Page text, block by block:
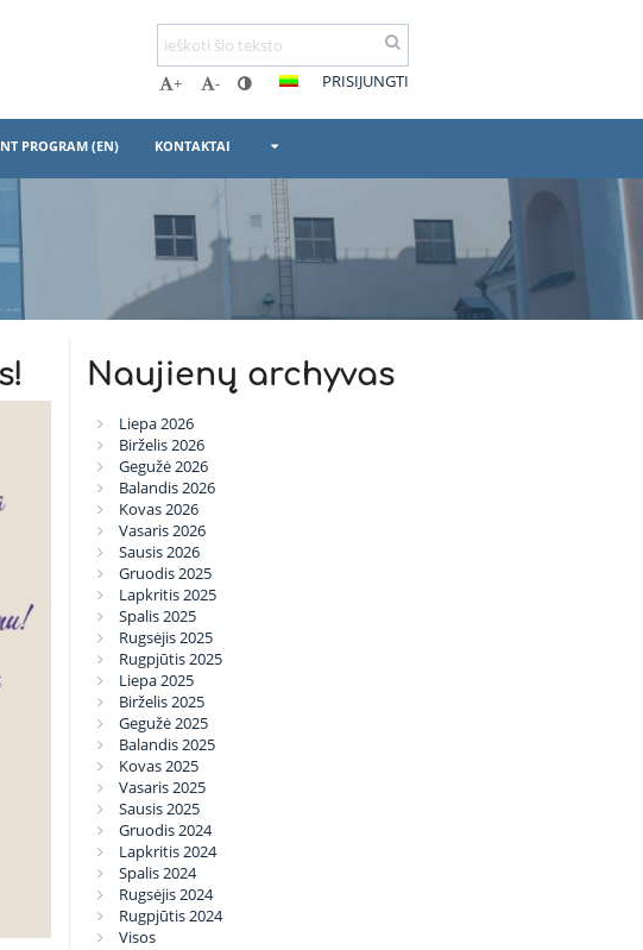
+ - PRISIJUNGTI
PROGRAM (EN) KONTAKTAI
Naujienų archyvas
Liepa 2026
Birželis 2026
Gegužė 2026
Balandis 2026
Kovas 2026
Vasaris 2026
Sausis 2026
Gruodis 2025
Lapkritis 2025
Spalis 2025
Rugsėjis 2025
Rugpjūtis 2025
Liepa 2025
Birželis 2025
Gegužė 2025
Balandis 2025
Kovas 2025
Vasaris 2025
Sausis 2025
Gruodis 2024
Lapkritis 2024
Spalis 2024
Rugsėjis 2024
Rugpjūtis 2024
Visos